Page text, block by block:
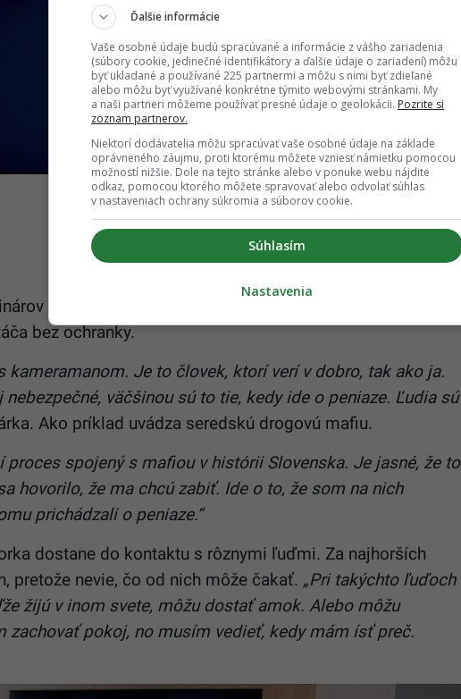
na Slovensku je náročná a nebezpečná. Kristína sa
bez ochranky.
kameramanom. Je to človek, ktorí verí v dobro, tak ako ja.
väčšinou sú to tie, kedy ide o peniaze. Ľudia sú
Ako príklad uvádza seredskú drogovú mafiu.
proces spojený s mafiou v histórii Slovenska. Je jasné, že to
hovorilo, že ma chcú zabiť. Ide o to, že som na nich
prichádzali o peniaze.“
dostane do kontaktu s rôznymi ľuďmi. Za najhorších
pretože nevie, čo od nich môže čakať. „Pri takýchto ľuďoch
žijú v inom svete, môžu dostať amok. Alebo môžu
zachovať pokoj, no musím vedieť, kedy mám ísť preč.
Ďalšie informácie
Vaše osobné údaje budú spracúvané a informácie z vášho zariadenia
(súbory cookie, jedinečné identifikátory a ďalšie údaje o zariadení) môžu
byť ukladané a používané 225 partnermi a môžu s nimi byť zdieľané
alebo môžu byť využívané konkrétne týmito webovými stránkami. My
a naši partneri môžeme používať presné údaje o geolokácii. Pozrite si
zoznam partnerov.
Niektorí dodávatelia môžu spracúvať vaše osobné údaje na základe
oprávneného záujmu, proti ktorému môžete vzniesť námietku pomocou
možností nižšie. Dole na tejto stránke alebo v ponuke webu nájdite
odkaz, pomocou ktorého môžete spravovať alebo odvolať súhlas
v nastaveniach ochrany súkromia a súborov cookie.
Súhlasím
Nastavenia